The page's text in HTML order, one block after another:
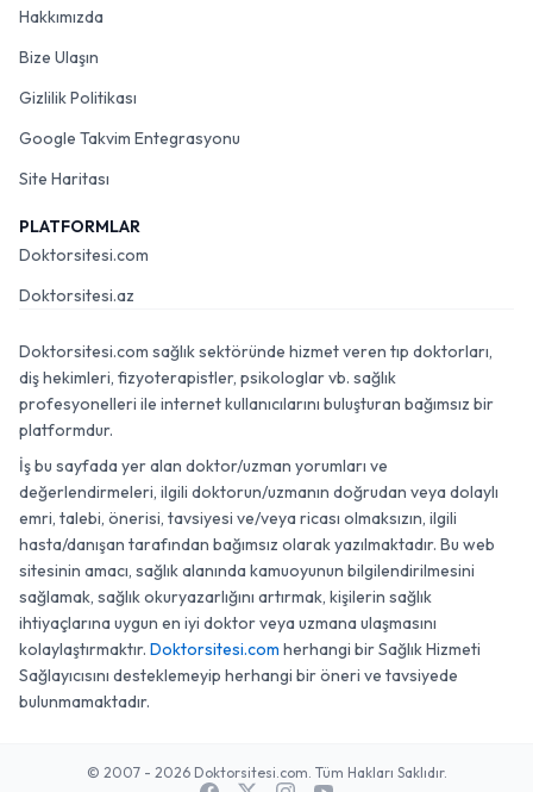
Hakkımızda
Bize Ulaşın
Gizlilik Politikası
Google Takvim Entegrasyonu
Site Haritası
PLATFORMLAR
Doktorsitesi.com
Doktorsitesi.az
Doktorsitesi.com sağlık sektöründe hizmet veren tıp doktorları,
diş hekimleri, fizyoterapistler, psikologlar vb. sağlık
profesyonelleri ile internet kullanıcılarını buluşturan bağımsız bir
platformdur.
İş bu sayfada yer alan doktor/uzman yorumları ve
değerlendirmeleri, ilgili doktorun/uzmanın doğrudan veya dolaylı
emri, talebi, önerisi, tavsiyesi ve/veya ricası olmaksızın, ilgili
hasta/danışan tarafından bağımsız olarak yazılmaktadır. Bu web
sitesinin amacı, sağlık alanında kamuoyunun bilgilendirilmesini
sağlamak, sağlık okuryazarlığını artırmak, kişilerin sağlık
ihtiyaçlarına uygun en iyi doktor veya uzmana ulaşmasını
kolaylaştırmaktır. Doktorsitesi.com herhangi bir Sağlık Hizmeti
Sağlayıcısını desteklemeyip herhangi bir öneri ve tavsiyede
bulunmamaktadır.
© 2007 - 2026 Doktorsitesi.com. Tüm Hakları Saklıdır.